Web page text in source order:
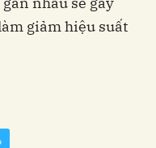
giảm hiệu suất